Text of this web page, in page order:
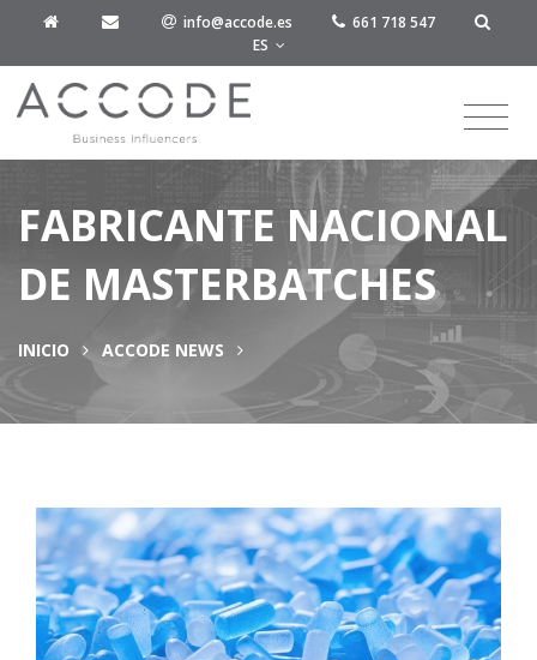
info@accode.es
661 718 547
ES
FABRICANTE NACIONAL
DE MASTERBATCHES
INICIO ACCODE NEWS